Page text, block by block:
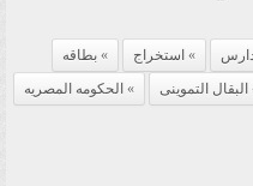
استخراج
بطاقه
البقال التموينى
الحكومه المصريه